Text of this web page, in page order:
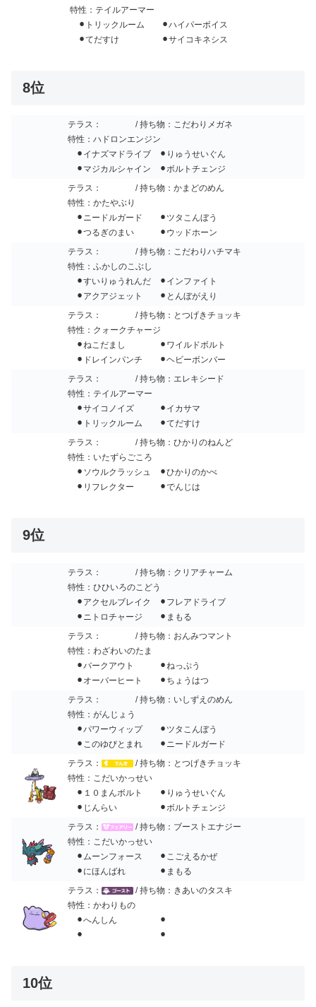
特性：テイルアーマー
⚫︎トリックルーム ⚫︎ハイパーボイス
⚫︎てだすけ ⚫︎サイコキネシス
8位
テラス：
/ 持ち物：こだわりメガネ
特性：ハドロンエンジン
⚫︎イナズマドライブ ⚫︎りゅうせいぐん
⚫︎マジカルシャイン ⚫︎ボルトチェンジ
テラス：
/ 持ち物：かまどのめん
特性：かたやぶり
⚫︎ニードルガード ⚫︎ツタこんぼう
⚫︎つるぎのまい ⚫︎ウッドホーン
テラス：
/ 持ち物：こだわりハチマキ
特性：ふかしのこぶし
⚫︎すいりゅうれんだ ⚫︎インファイト
⚫︎アクアジェット ⚫︎とんぼがえり
テラス：
/ 持ち物：とつげきチョッキ
特性：クォークチャージ
⚫︎ねこだまし ⚫︎ワイルドボルト
⚫︎ドレインパンチ ⚫︎ヘビーボンバー
テラス：
/ 持ち物：エレキシード
特性：テイルアーマー
⚫︎サイコノイズ ⚫︎イカサマ
⚫︎トリックルーム ⚫︎てだすけ
テラス：
/ 持ち物：ひかりのねんど
特性：いたずらごころ
⚫︎ソウルクラッシュ ⚫︎ひかりのかべ
⚫︎リフレクター ⚫︎でんじは
9位
テラス：
/ 持ち物：クリアチャーム
特性：ひひいろのこどう
⚫︎アクセルブレイク ⚫︎フレアドライブ
⚫︎ニトロチャージ ⚫︎まもる
テラス：
/ 持ち物：おんみつマント
特性：わざわいのたま
⚫︎バークアウト ⚫︎ねっぷう
⚫︎オーバーヒート ⚫︎ちょうはつ
テラス：
/ 持ち物：いしずえのめん
特性：がんじょう
⚫︎パワーウィップ ⚫︎ツタこんぼう
⚫︎このゆびとまれ ⚫︎ニードルガード
テラス：
/ 持ち物：とつげきチョッキ
特性：こだいかっせい
⚫︎１０まんボルト ⚫︎りゅうせいぐん
⚫︎じんらい ⚫︎ボルトチェンジ
テラス：
/ 持ち物：ブーストエナジー
特性：こだいかっせい
⚫︎ムーンフォース ⚫︎こごえるかぜ
⚫︎にほんばれ ⚫︎まもる
テラス：
/ 持ち物：きあいのタスキ
特性：かわりもの
⚫︎へんしん ⚫︎
⚫︎ ⚫︎
10位